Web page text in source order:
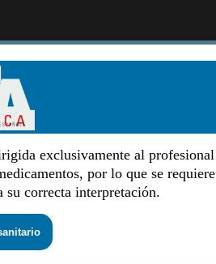
exclusivamente al profesional
por lo que se requiere
su correcta interpretación.